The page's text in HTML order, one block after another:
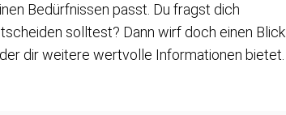
Bedürfnissen passt. Du fragst dich
solltest? Dann wirf doch einen Blick
dir weitere wertvolle Informationen bietet.